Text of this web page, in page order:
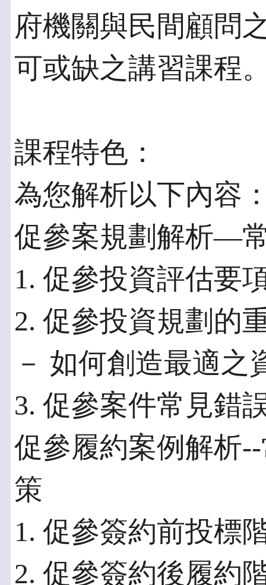
府機關與民間顧問
可或缺之講習課程
課程特色：
為您解析以下內容
促參案規劃解析—
1. 促參投資評估要
2. 促參投資規劃的
－ 如何創造最適之
3. 促參案件常見錯
促參履約案例解析
策
1. 促參簽約前投標
2. 促參簽約後履約